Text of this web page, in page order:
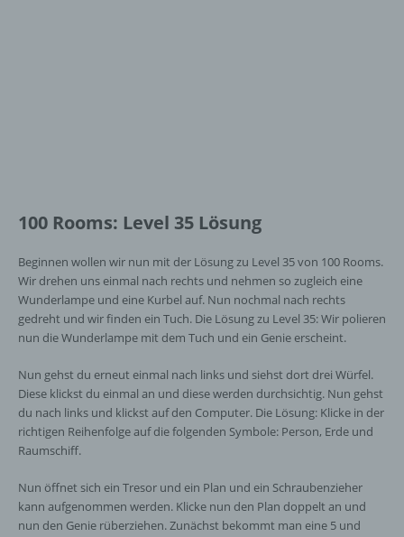
100 Rooms: Level 35 Lösung
Beginnen wollen wir nun mit der Lösung zu Level 35 von 100 Rooms.
Wir drehen uns einmal nach rechts und nehmen so zugleich eine
Wunderlampe und eine Kurbel auf. Nun nochmal nach rechts
gedreht und wir finden ein Tuch. Die Lösung zu Level 35: Wir polieren
nun die Wunderlampe mit dem Tuch und ein Genie erscheint.
Nun gehst du erneut einmal nach links und siehst dort drei Würfel.
Diese klickst du einmal an und diese werden durchsichtig. Nun gehst
du nach links und klickst auf den Computer. Die Lösung: Klicke in der
richtigen Reihenfolge auf die folgenden Symbole: Person, Erde und
Raumschiff.
Nun öffnet sich ein Tresor und ein Plan und ein Schraubenzieher
kann aufgenommen werden. Klicke nun den Plan doppelt an und
nun den Genie rüberziehen. Zunächst bekommt man eine 5 und